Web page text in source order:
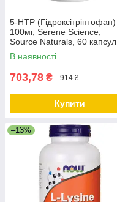
5-HTP (Гідроксітріптофан)
100мг, Serene Science,
Source Naturals, 60 капсул
В наявності
703,78 ₴ 914 ₴
Купити
–13%